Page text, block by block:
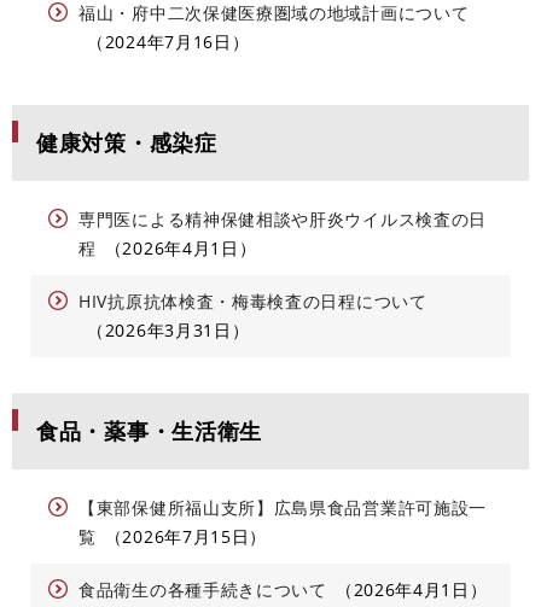
福山・府中二次保健医療圏域の地域計画について
2024年7月16日
健康対策・感染症
専門医による精神保健相談や肝炎ウイルス検査の日
程
2026年4月1日
HIV抗原抗体検査・梅毒検査の日程について
2026年3月31日
食品・薬事・生活衛生
【東部保健所福山支所】広島県食品営業許可施設一
覧
2026年7月15日
食品衛生の各種手続きについて 2026年4月1日